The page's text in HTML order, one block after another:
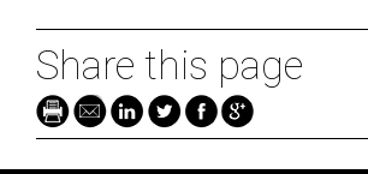
Share this page